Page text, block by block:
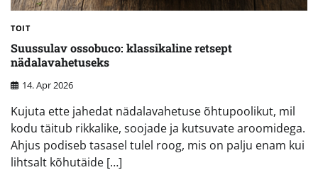
TOIT
Suussulav ossobuco: klassikaline retsept
nädalavahetuseks
14. Apr 2026
Kujuta ette jahedat nädalavahetuse õhtupoolikut, mil
kodu täitub rikkalike, soojade ja kutsuvate aroomidega.
Ahjus podiseb tasasel tulel roog, mis on palju enam kui
lihtsalt kõhutäide […]